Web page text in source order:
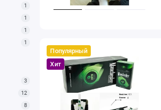
1
1
1
1
3
12
8
Популярный
Хит